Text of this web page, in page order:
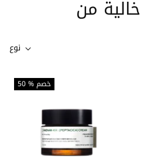
نوع
50 % خصم